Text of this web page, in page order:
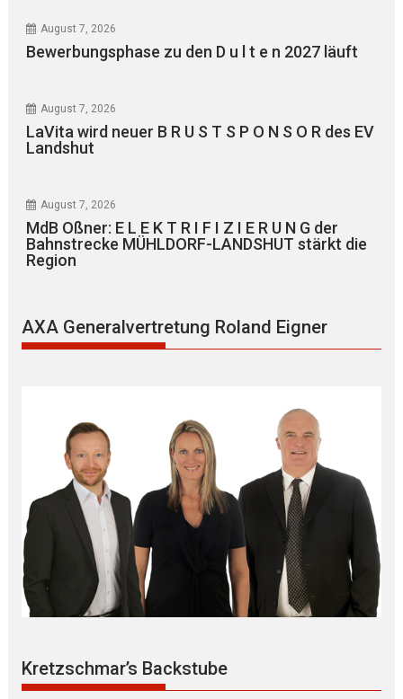
August 7, 2026
Bewerbungsphase zu den D u l t e n 2027 läuft
August 7, 2026
LaVita wird neuer B R U S T S P O N S O R des EV
Landshut
August 7, 2026
MdB Oßner: E L E K T R I F I Z I E R U N G der
Bahnstrecke MÜHLDORF-LANDSHUT stärkt die
Region
AXA Generalvertretung Roland Eigner
Kretzschmar’s Backstube